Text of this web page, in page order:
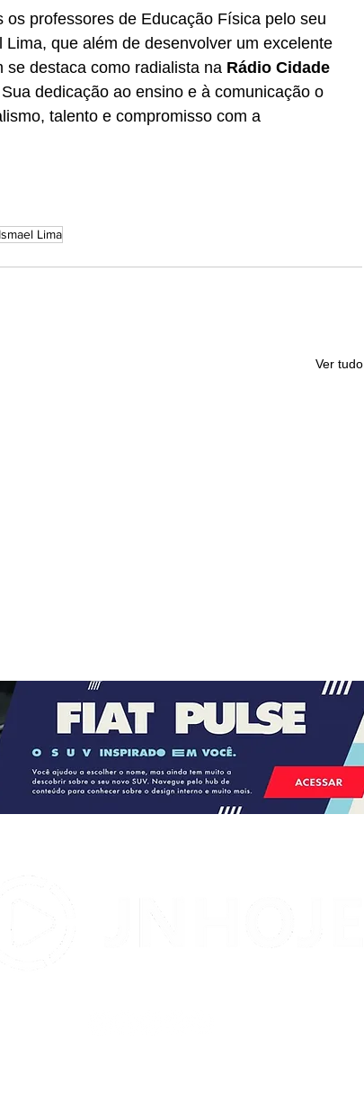
professores de Educação Física pelo seu
que além de desenvolver um excelente
se destaca como radialista na Rádio Cidade
dedicação ao ensino e à comunicação o
talento e compromisso com a
Ismael Lima
Ver tudo